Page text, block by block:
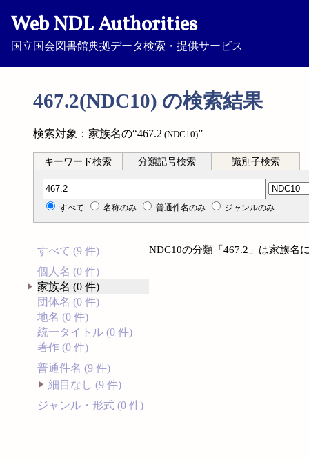
Web NDL Authorities
国立国会図書館典拠データ検索・提供サービス
467.2(NDC10) の検索結果
検索対象：家族名の“467.2 (NDC10)”
キーワード検索 分類記号検索 識別子検索
分類記号検索
すべて 名称のみ 普通件名のみ ジャンルのみ
すべて (9 件)
個人名 (0 件)
家族名 (0 件)
団体名 (0 件)
地名 (0 件)
統一タイトル (0 件)
著作 (0 件)
普通件名 (9 件)
細目なし (9 件)
ジャンル・形式 (0 件)
NDC10の分類「467.2」は家族名